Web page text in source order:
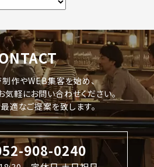
作やWEB集客を始め、
軽にお問い合わせください。
適なご提案を致します。
908-0240